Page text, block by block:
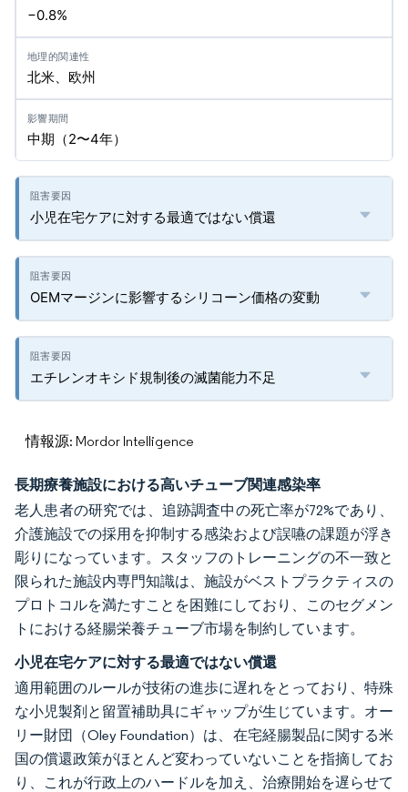
−0.8%
北米、欧州
中期（2〜4年）
小児在宅ケアに対する最適ではない償還
OEMマージンに影響するシリコーン価格の変動
エチレンオキシド規制後の滅菌能力不足
情報源: Mordor Intelligence
長期療養施設における高いチューブ関連感染率
老人患者の研究では、追跡調査中の死亡率が72%であり、
介護施設での採用を抑制する感染および誤嚥の課題が浮き
彫りになっています。スタッフのトレーニングの不一致と
限られた施設内専門知識は、施設がベストプラクティスの
プロトコルを満たすことを困難にしており、このセグメン
トにおける経腸栄養チューブ市場を制約しています。
小児在宅ケアに対する最適ではない償還
適用範囲のルールが技術の進歩に遅れをとっており、特殊
な小児製剤と留置補助具にギャップが生じています。オー
リー財団（Oley Foundation）は、在宅経腸製品に関する米
国の償還政策がほとんど変わっていないことを指摘してお
り、これが行政上のハードルを加え、治療開始を遅らせて